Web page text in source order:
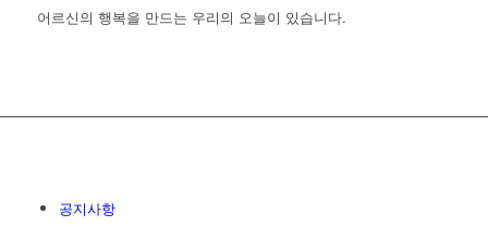
어르신의 행복을 만드는 우리의 오늘이 있습니다.
공지사항